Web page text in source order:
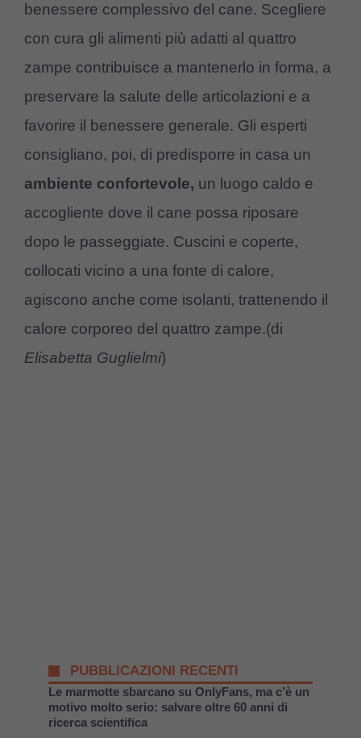
benessere complessivo del cane. Scegliere
con cura gli alimenti più adatti al quattro
zampe contribuisce a mantenerlo in forma, a
preservare la salute delle articolazioni e a
favorire il benessere generale. Gli esperti
consigliano, poi, di predisporre in casa un
ambiente confortevole, un luogo caldo e
accogliente dove il cane possa riposare
dopo le passeggiate. Cuscini e coperte,
collocati vicino a una fonte di calore,
agiscono anche come isolanti, trattenendo il
calore corporeo del quattro zampe.(di
Elisabetta Guglielmi)
PUBBLICAZIONI RECENTI
Le marmotte sbarcano su OnlyFans, ma c’è un
motivo molto serio: salvare oltre 60 anni di
ricerca scientifica